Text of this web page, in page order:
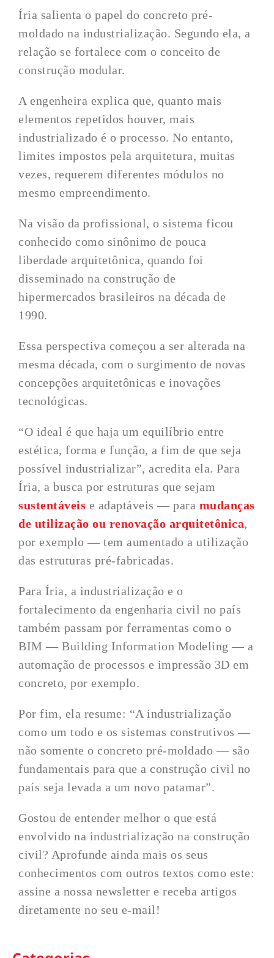
Íria salienta o papel do concreto pré-
moldado na industrialização. Segundo ela, a
relação se fortalece com o conceito de
construção modular.
A engenheira explica que, quanto mais
elementos repetidos houver, mais
industrializado é o processo. No entanto,
limites impostos pela arquitetura, muitas
vezes, requerem diferentes módulos no
mesmo empreendimento.
Na visão da profissional, o sistema ficou
conhecido como sinônimo de pouca
liberdade arquitetônica, quando foi
disseminado na construção de
hipermercados brasileiros na década de
1990.
Essa perspectiva começou a ser alterada na
mesma década, com o surgimento de novas
concepções arquitetônicas e inovações
tecnológicas.
“O ideal é que haja um equilíbrio entre
estética, forma e função, a fim de que seja
possível industrializar”, acredita ela. Para
Íria, a busca por estruturas que sejam
sustentáveis e adaptáveis — para mudanças
de utilização ou renovação arquitetônica,
por exemplo — tem aumentado a utilização
das estruturas pré-fabricadas.
Para Íria, a industrialização e o
fortalecimento da engenharia civil no país
também passam por ferramentas como o
BIM — Building Information Modeling — a
automação de processos e impressão 3D em
concreto, por exemplo.
Por fim, ela resume: “A industrialização
como um todo e os sistemas construtivos —
não somente o concreto pré-moldado — são
fundamentais para que a construção civil no
país seja levada a um novo patamar”.
Gostou de entender melhor o que está
envolvido na industrialização na construção
civil? Aprofunde ainda mais os seus
conhecimentos com outros textos como este:
assine a nossa newsletter e receba artigos
diretamente no seu e-mail!